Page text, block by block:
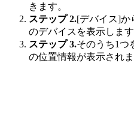
きます。
ステップ 2.[デバイス]か
のデバイスを表示します
ステップ 3.そのうち1つ
の位置情報が表示されま